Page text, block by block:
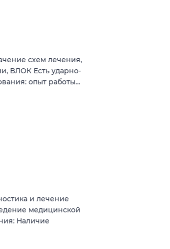
схем лечения,
ВЛОК Есть ударно-
опыт работы…
и лечение
медицинской
Наличие